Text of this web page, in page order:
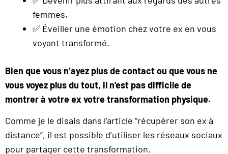
femmes,
✅ Éveiller une émotion chez votre ex en vous
voyant transformé.
Bien que vous n’ayez plus de contact ou que vous ne
vous voyez plus du tout, il n’est pas difficile de
montrer à votre ex votre transformation physique.
Comme je le disais dans l’article “récupérer son ex à
distance”, il est possible d’utiliser les réseaux sociaux
pour partager cette transformation.